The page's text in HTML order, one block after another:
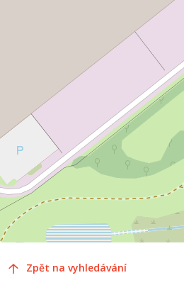
Zpět na vyhledávání